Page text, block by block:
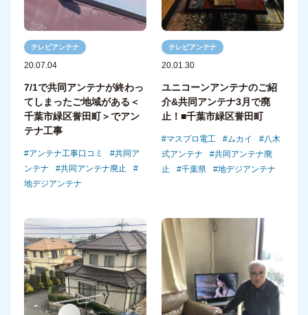
テレビアンテナ
20.07.04
7/1で共同アンテナが終わっ
てしまったご地域がある＜
千葉市緑区誉田町＞でアン
テナ工事
アンテナ工事口コミ
共同ア
ンテナ
共同アンテナ廃止
地デジアンテナ
テレビアンテナ
20.01.30
ユニコーンアンテナのご紹
介&共同アンテナ3月で廃
止！■千葉市緑区誉田町
マスプロ電工 ムカイ
八木
式アンテナ
共同アンテナ廃
止
千葉県 地デジアンテナ